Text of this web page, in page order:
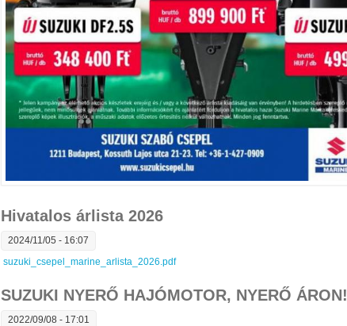
Hivatalos árlista 2026
2024/11/05 - 16:07
suzuki_csepel_marine_arlista_2026.pdf
SUZUKI NYERŐ HAJÓMOTOR, NYERŐ ÁRON!
2022/09/08 - 17:01